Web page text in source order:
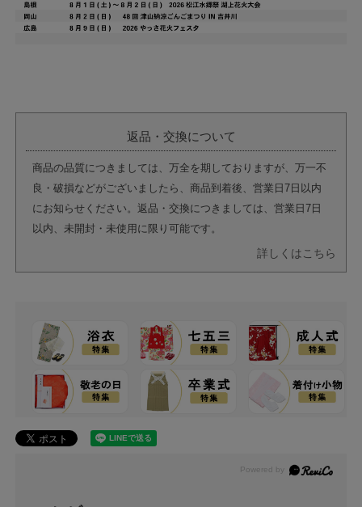
返品・交換について
商品の品質につきましては、万全を期しておりますが、万一不
良・破損などがございましたら、商品到着後、営業日7日以内
にお知らせください。返品・交換につきましては、営業日7日
以内、未開封・未使用に限り可能です。
詳しくはこちら